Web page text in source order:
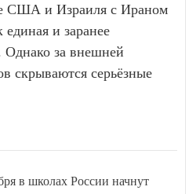
США и Израиля с Ираном
единая и заранее
Однако за внешней
скрываются серьёзные
в школах России начнут